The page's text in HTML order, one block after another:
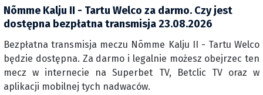
Nõmme Kalju II - Tartu Welco za darmo. Czy jest
dostępna bezpłatna transmisja 23.08.2026
Bezpłatna transmisja meczu Nõmme Kalju II - Tartu Welco
będzie dostępna. Za darmo i legalnie możesz obejrzec ten
mecz w internecie na Superbet TV, Betclic TV oraz w
aplikacji mobilnej tych nadwaców.